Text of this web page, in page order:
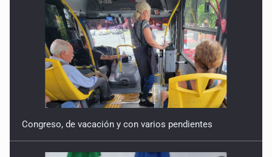
Congreso, de vacación y con varios pendientes